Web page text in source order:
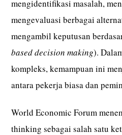
mengidentifikasi masalah,
mengevaluasi berbagai
mengambil keputusan
based decision making).
kompleks, kemampuan ini
antara pekerja biasa dan
World Economic Forum
thinking sebagai salah satu